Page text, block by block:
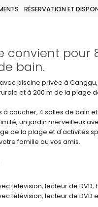
RÉSERVATION ET
convient pour
bain.
piscine privée à
et à 200 m de la plage
à coucher, 4 salles de bain
un jardin merveilleux
de la plage et d'activités
famille ou vos amis.
télévision, lecteur de DVD,
télévision, lecteur de DVD